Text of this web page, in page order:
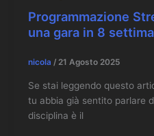
Programmazione
una gara in 8
nicola / 21 Agosto 2025
Se stai leggendo questo
tu abbia già sentito parlare
disciplina è il